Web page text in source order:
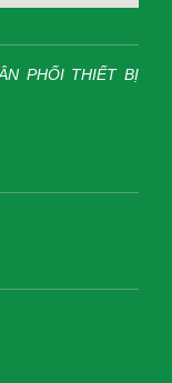
PHỐI THIẾT BỊ